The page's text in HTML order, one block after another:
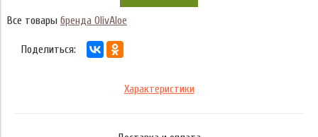
Все товары бренда OlivAloe
Поделиться:
Характеристики